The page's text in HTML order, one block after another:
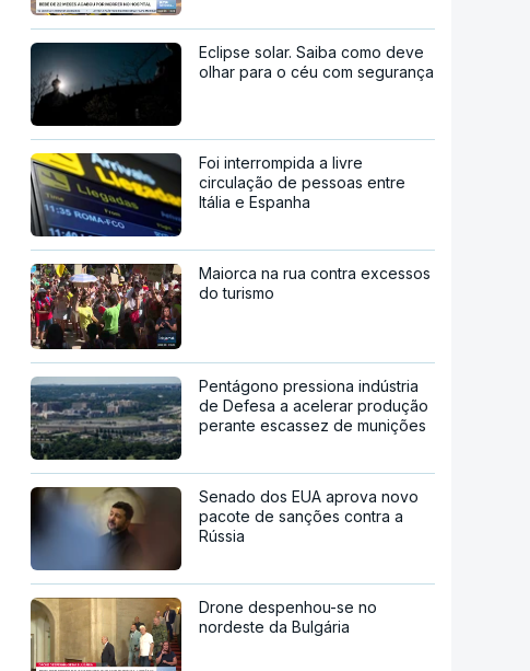
Eclipse solar. Saiba como deve
olhar para o céu com segurança
Foi interrompida a livre
circulação de pessoas entre
Itália e Espanha
Maiorca na rua contra excessos
do turismo
Pentágono pressiona indústria
de Defesa a acelerar produção
perante escassez de munições
Senado dos EUA aprova novo
pacote de sanções contra a
Rússia
Drone despenhou-se no
nordeste da Bulgária